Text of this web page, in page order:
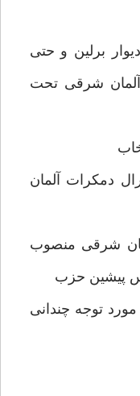
برلین و حتی
شرقی تحت
دمکرات آلمان
شرقی منصوب
پیشین حزب
توجه چندانی